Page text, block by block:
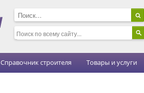
Справочник строителя Товары и услуги